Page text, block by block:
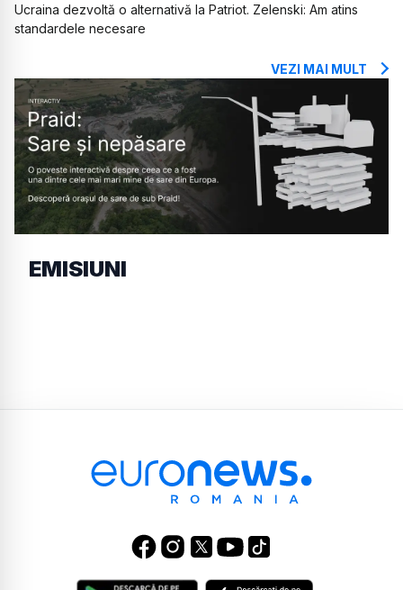
Ucraina dezvoltă o alternativă la Patriot. Zelenski: Am atins
standardele necesare
VEZI MAI MULT
EMISIUNI